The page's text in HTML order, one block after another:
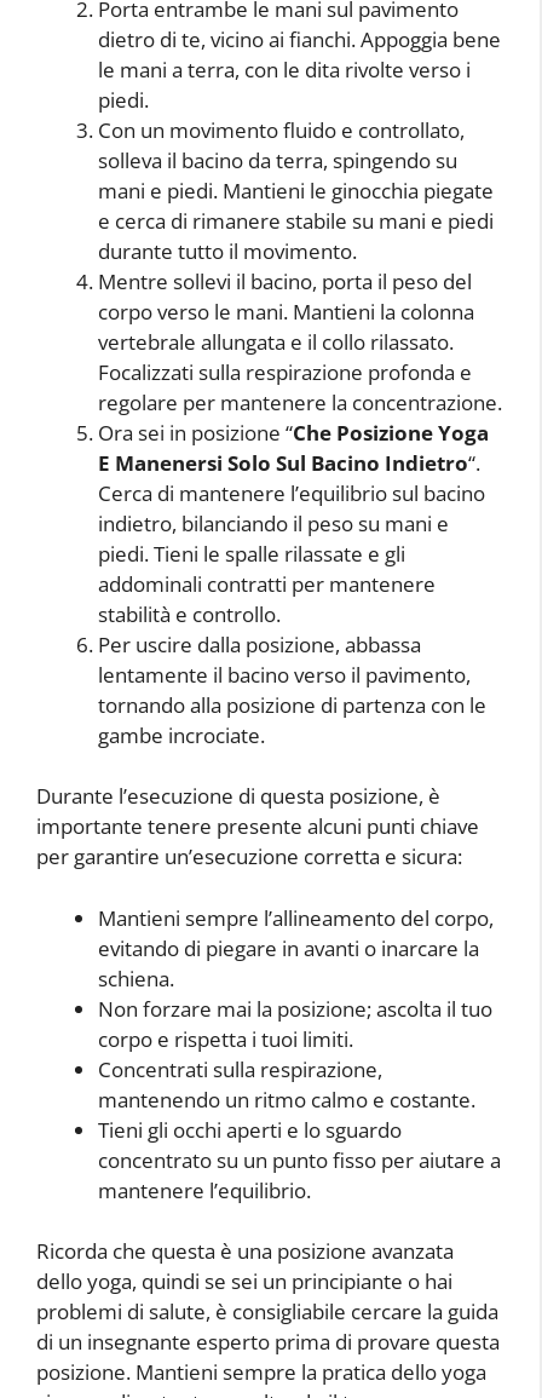
Porta entrambe le mani sul pavimento
dietro di te, vicino ai fianchi. Appoggia bene
le mani a terra, con le dita rivolte verso i
piedi.
Con un movimento fluido e controllato,
solleva il bacino da terra, spingendo su
mani e piedi. Mantieni le ginocchia piegate
e cerca di rimanere stabile su mani e piedi
durante tutto il movimento.
Mentre sollevi il bacino, porta il peso del
corpo verso le mani. Mantieni la colonna
vertebrale allungata e il collo rilassato.
Focalizzati sulla respirazione profonda e
regolare per mantenere la concentrazione.
Ora sei in posizione “Che Posizione Yoga
E Manenersi Solo Sul Bacino Indietro“.
Cerca di mantenere l’equilibrio sul bacino
indietro, bilanciando il peso su mani e
piedi. Tieni le spalle rilassate e gli
addominali contratti per mantenere
stabilità e controllo.
Per uscire dalla posizione, abbassa
lentamente il bacino verso il pavimento,
tornando alla posizione di partenza con le
gambe incrociate.
Durante l’esecuzione di questa posizione, è
importante tenere presente alcuni punti chiave
per garantire un’esecuzione corretta e sicura:
Mantieni sempre l’allineamento del corpo,
evitando di piegare in avanti o inarcare la
schiena.
Non forzare mai la posizione; ascolta il tuo
corpo e rispetta i tuoi limiti.
Concentrati sulla respirazione,
mantenendo un ritmo calmo e costante.
Tieni gli occhi aperti e lo sguardo
concentrato su un punto fisso per aiutare a
mantenere l’equilibrio.
Ricorda che questa è una posizione avanzata
dello yoga, quindi se sei un principiante o hai
problemi di salute, è consigliabile cercare la guida
di un insegnante esperto prima di provare questa
posizione. Mantieni sempre la pratica dello yoga